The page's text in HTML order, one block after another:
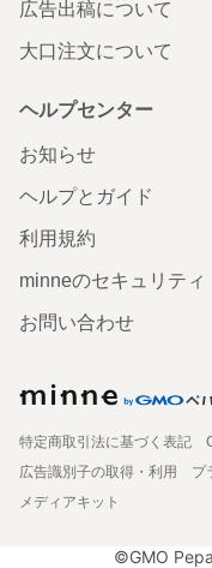
広告出稿について
大口注文について
ヘルプセンター
お知らせ
ヘルプとガイド
利用規約
minneのセキュリティ
お問い合わせ
特定商取引法に基づく表記
広告識別子の取得・利用
プ
メディアキット
©GMO